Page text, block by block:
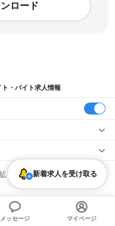
ロード
・バイト求人情報
野田市 佐倉市東金市
代市我孫子市 鎌ケ谷市
船橋法典駅
ガチャガチャ
中国語が活かせるのアルバイ
新着求人を受け取る
ライバシーポリシー
メッセージ マイページ